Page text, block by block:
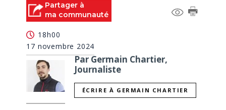
Partager à
ma communauté
18h00
17 novembre 2024
Par Germain Chartier,
Journaliste
ÉCRIRE À GERMAIN CHARTIER